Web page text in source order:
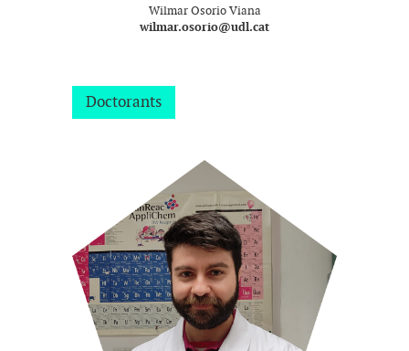
Wilmar Osorio Viana
wilmar.osorio@udl.cat
Doctorants